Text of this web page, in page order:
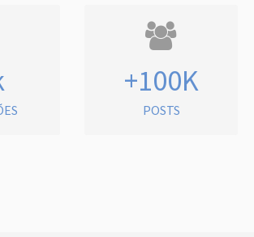
+100K
POSTS